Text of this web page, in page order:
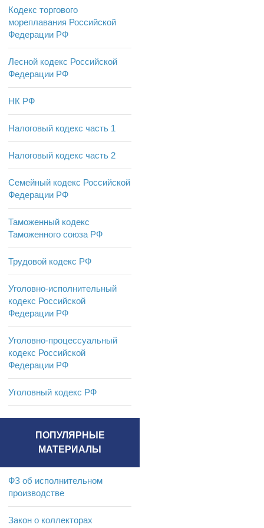
Кодекс торгового
мореплавания Российской
Федерации РФ
Лесной кодекс Российской
Федерации РФ
НК РФ
Налоговый кодекс часть 1
Налоговый кодекс часть 2
Семейный кодекс Российской
Федерации РФ
Таможенный кодекс
Таможенного союза РФ
Трудовой кодекс РФ
Уголовно-исполнительный
кодекс Российской
Федерации РФ
Уголовно-процессуальный
кодекс Российской
Федерации РФ
Уголовный кодекс РФ
ПОПУЛЯРНЫЕ
МАТЕРИАЛЫ
ФЗ об исполнительном
производстве
Закон о коллекторах